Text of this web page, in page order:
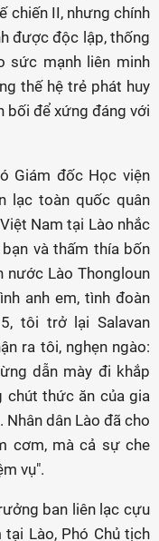
chiến II, nhưng chính
được độc lập, thống
sức mạnh liên minh
thế hệ trẻ phát huy
bối để xứng đáng với
Giám đốc Học viện
lạc toàn quốc quân
Nam tại Lào nhắc
và thấm thía bốn
nước Lào Thongloun
anh em, tình đoàn
tôi trở lại Salavan
ra tôi, nghẹn ngào:
dẫn mày đi khắp
chút thức ăn của gia
dân Lào đã cho
cơm, mà cả sự che
vụ".
ban liên lạc cựu
Lào, Phó Chủ tịch